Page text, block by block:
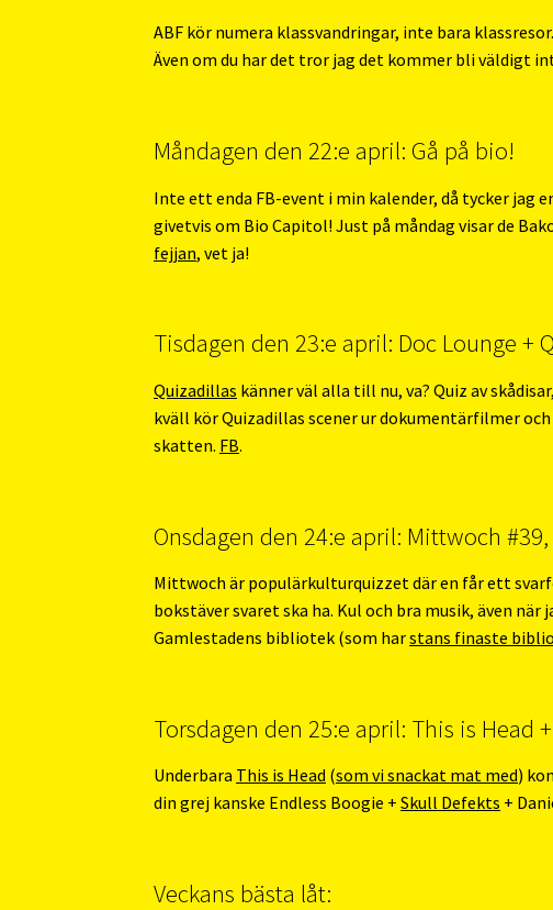
ABF kör numera klassvandringar, inte bara
Även om du har det tror jag det kommer bli väldigt
Måndagen den 22:e april: Gå på bio!
Inte ett enda FB-event i min kalender, då tycker jag
givetvis om Bio Capitol! Just på måndag visar de
fejjan, vet ja!
Tisdagen den 23:e april: Doc Lounge +
Quizadillas känner väl alla till nu, va? Quiz av
kväll kör Quizadillas scener ur dokumentärfilmer
skatten. FB.
Onsdagen den 24:e april: Mittwoch
Mittwoch är populärkulturquizzet där en får ett
bokstäver svaret ska ha. Kul och bra musik, även när
Gamlestadens bibliotek (som harstans finaste
Torsdagen den 25:e april: This is Head
Underbara This is Head (som vi snackat mat med)
din grej kanske Endless Boogie +Skull Defekts +
Veckans bästa låt: